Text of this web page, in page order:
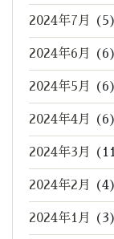
2024年7月 (5)
2024年6月 (6)
2024年5月 (6)
2024年4月 (6)
2024年3月
2024年2月 (4)
2024年1月 (3)